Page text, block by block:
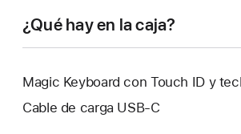
¿Qué hay en la caja?
Magic Keyboard con Touch ID y
Cable de carga USB‑C